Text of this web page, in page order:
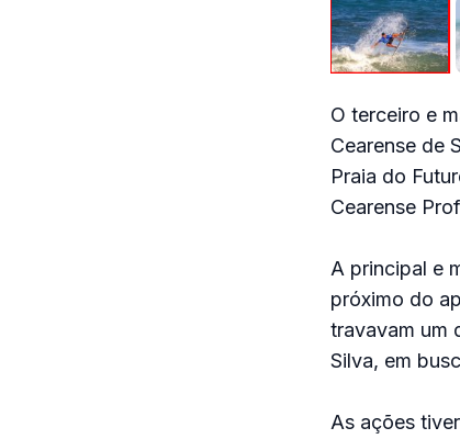
O terceiro e
Cearense de
Praia do
Cearense
A principal e
próximo do
travavam um
Silva, em
As ações